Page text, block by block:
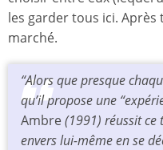
les garder tous ici.
marché.
“Alors que presque
qu’il propose une
Ambre(1991) réussit ce
envers lui-même en se